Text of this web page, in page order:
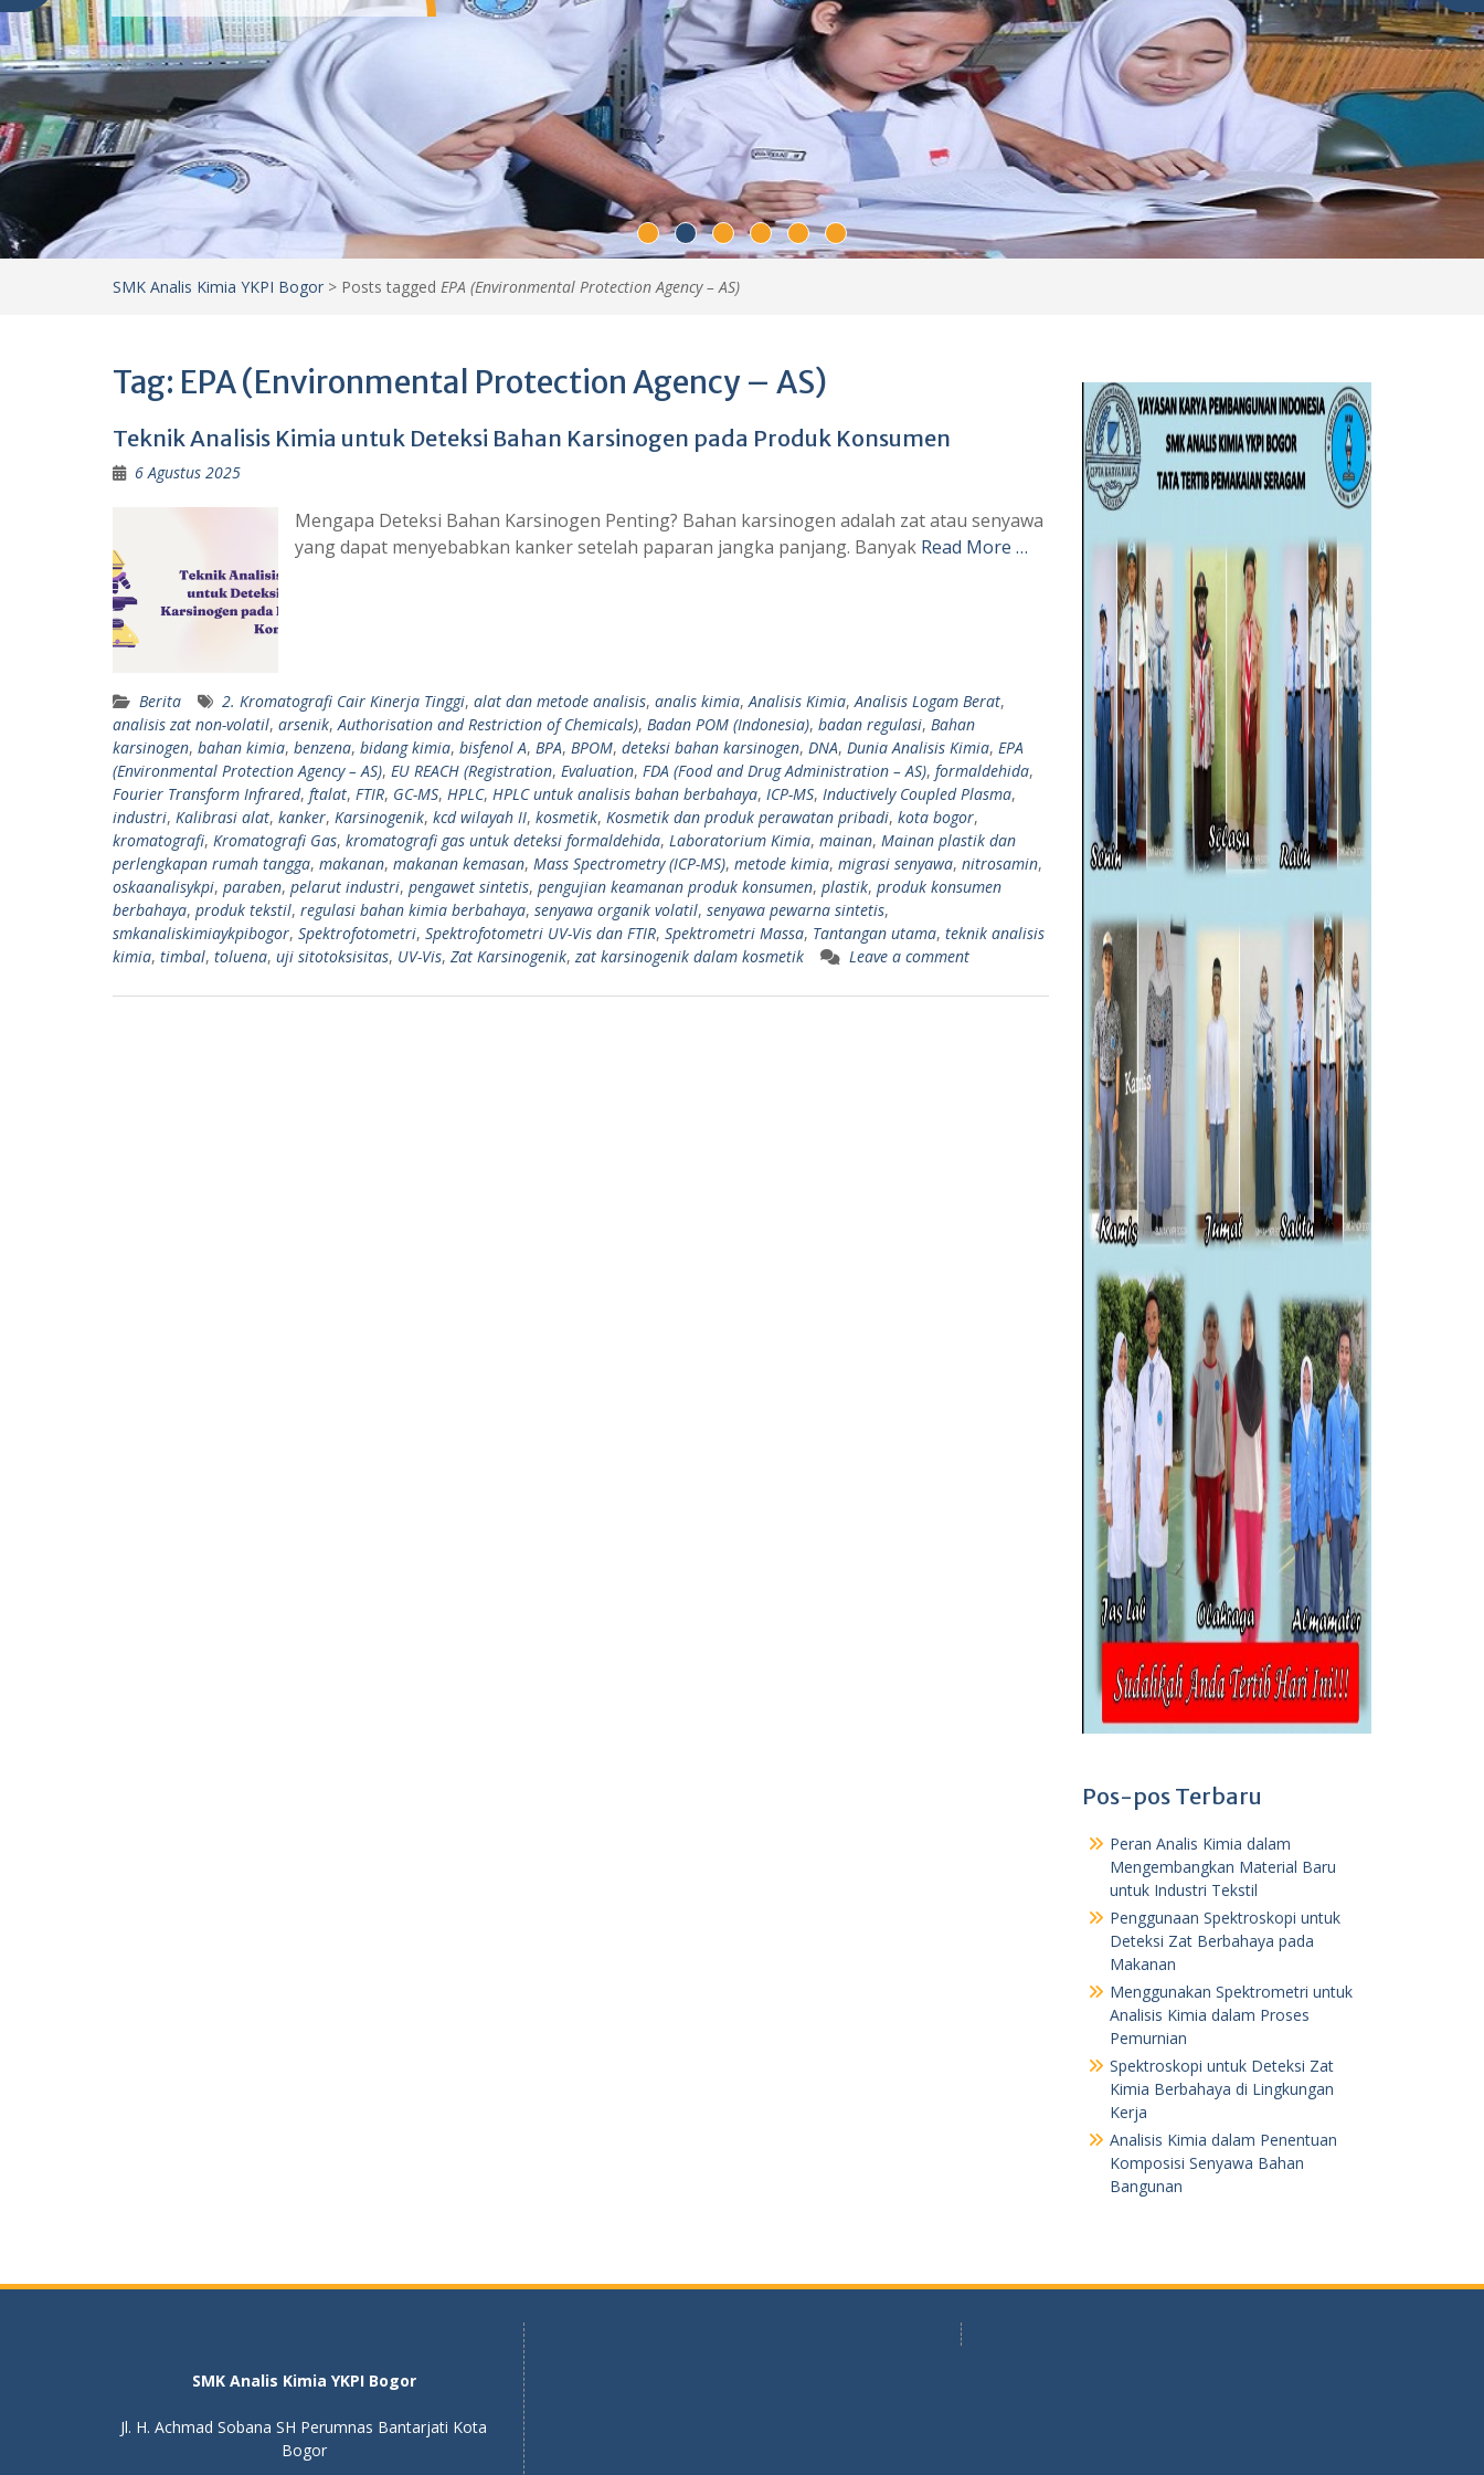
SMK Analis Kimia YKPI Bogor > Posts tagged EPA (Environmental Protection Agency – AS)
Tag: EPA (Environmental Protection Agency – AS)
Teknik Analisis Kimia untuk Deteksi Bahan Karsinogen pada Produk Konsumen
6 Agustus 2025
Mengapa Deteksi Bahan Karsinogen Penting? Bahan karsinogen adalah zat atau senyawa
yang dapat menyebabkan kanker setelah paparan jangka panjang. Banyak Read More …
Berita 2. Kromatografi Cair Kinerja Tinggi, alat dan metode analisis, analis kimia, Analisis Kimia, Analisis Logam Berat,
analisis zat non-volatil, arsenik, Authorisation and Restriction of Chemicals), Badan POM (Indonesia), badan regulasi, Bahan
karsinogen, bahan kimia, benzena, bidang kimia, bisfenol A, BPA, BPOM, deteksi bahan karsinogen, DNA, Dunia Analisis Kimia, EPA
(Environmental Protection Agency – AS), EU REACH (Registration, Evaluation, FDA (Food and Drug Administration – AS), formaldehida,
Fourier Transform Infrared, ftalat, FTIR, GC-MS, HPLC, HPLC untuk analisis bahan berbahaya, ICP-MS, Inductively Coupled Plasma,
industri, Kalibrasi alat, kanker, Karsinogenik, kcd wilayah II, kosmetik, Kosmetik dan produk perawatan pribadi, kota bogor,
kromatografi, Kromatografi Gas, kromatografi gas untuk deteksi formaldehida, Laboratorium Kimia, mainan, Mainan plastik dan
perlengkapan rumah tangga, makanan, makanan kemasan, Mass Spectrometry (ICP-MS), metode kimia, migrasi senyawa, nitrosamin,
oskaanalisykpi, paraben, pelarut industri, pengawet sintetis, pengujian keamanan produk konsumen, plastik, produk konsumen
berbahaya, produk tekstil, regulasi bahan kimia berbahaya, senyawa organik volatil, senyawa pewarna sintetis,
smkanaliskimiaykpibogor, Spektrofotometri, Spektrofotometri UV-Vis dan FTIR, Spektrometri Massa, Tantangan utama, teknik analisis
kimia, timbal, toluena, uji sitotoksisitas, UV-Vis, Zat Karsinogenik, zat karsinogenik dalam kosmetik Leave a comment
Pos-pos Terbaru
Peran Analis Kimia dalam
Mengembangkan Material Baru
untuk Industri Tekstil
Penggunaan Spektroskopi untuk
Deteksi Zat Berbahaya pada
Makanan
Menggunakan Spektrometri untuk
Analisis Kimia dalam Proses
Pemurnian
Spektroskopi untuk Deteksi Zat
Kimia Berbahaya di Lingkungan
Kerja
Analisis Kimia dalam Penentuan
Komposisi Senyawa Bahan
Bangunan
SMK Analis Kimia YKPI Bogor
Jl. H. Achmad Sobana SH Perumnas Bantarjati Kota
Bogor